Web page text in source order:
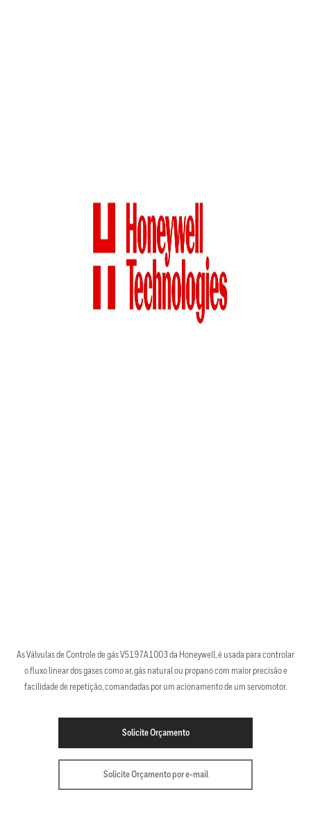
As Válvulas de Controle de gás V5197A1003 da Honeywell, é usada para controlar
o fluxo linear dos gases como ar, gás natural ou propano com maior precisão e
facilidade de repetição, comandadas por um acionamento de um servomotor.
Solicite Orçamento
Solicite Orçamento por e-mail